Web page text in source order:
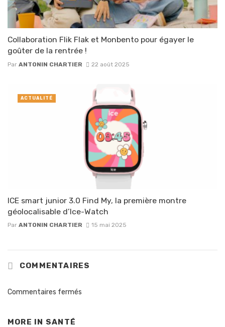
Collaboration Flik Flak et Monbento pour égayer le
goûter de la rentrée !
Par ANTONIN CHARTIER 22 août 2025
ICE smart junior 3.0 Find My, la première montre
géolocalisable d’Ice-Watch
Par ANTONIN CHARTIER 15 mai 2025
ACTUALITÉ
COMMENTAIRES
Commentaires fermés
MORE IN SANTÉ